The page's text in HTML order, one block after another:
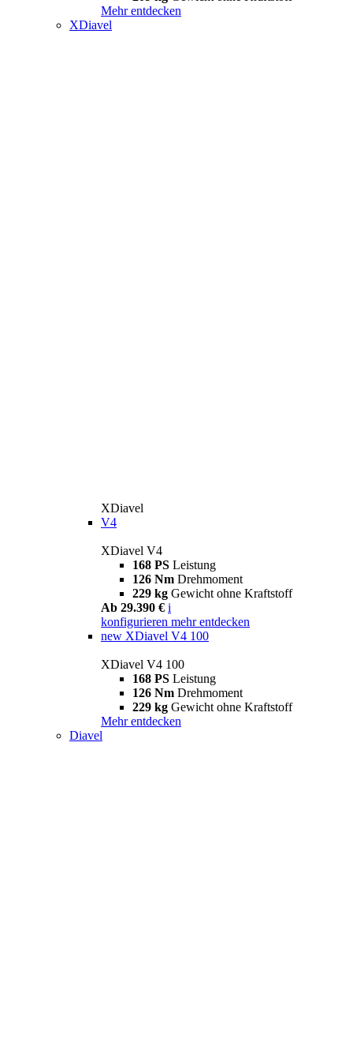
Mehr entdecken
XDiavel
XDiavel
V4
XDiavel V4
168 PS Leistung
126 Nm Drehmoment
229 kg Gewicht ohne Kraftstoff
Ab 29.390 € i
konfigurieren mehr entdecken
new XDiavel V4 100
XDiavel V4 100
168 PS Leistung
126 Nm Drehmoment
229 kg Gewicht ohne Kraftstoff
Mehr entdecken
Diavel